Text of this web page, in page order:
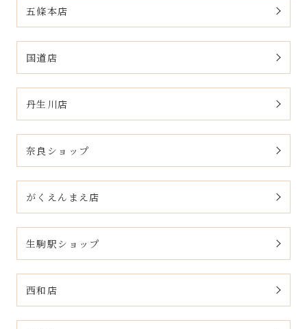
五條本店
国道店
丹生川店
奈良ショップ
がくえんまえ店
生駒駅ショップ
西和店